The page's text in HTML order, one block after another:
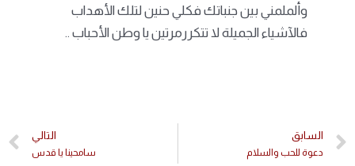
وألملمني بين جنباتك فكلي حنين لتلك الأهداب
فالآشياء الجميلة لا تتكررمرتين يا وطن الأحباب ..
السابق
دعوة للحب والسلام
التالي
سامحينا يا قدس